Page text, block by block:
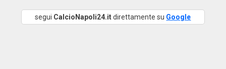
segui CalcioNapoli24.itdirettamente su Google